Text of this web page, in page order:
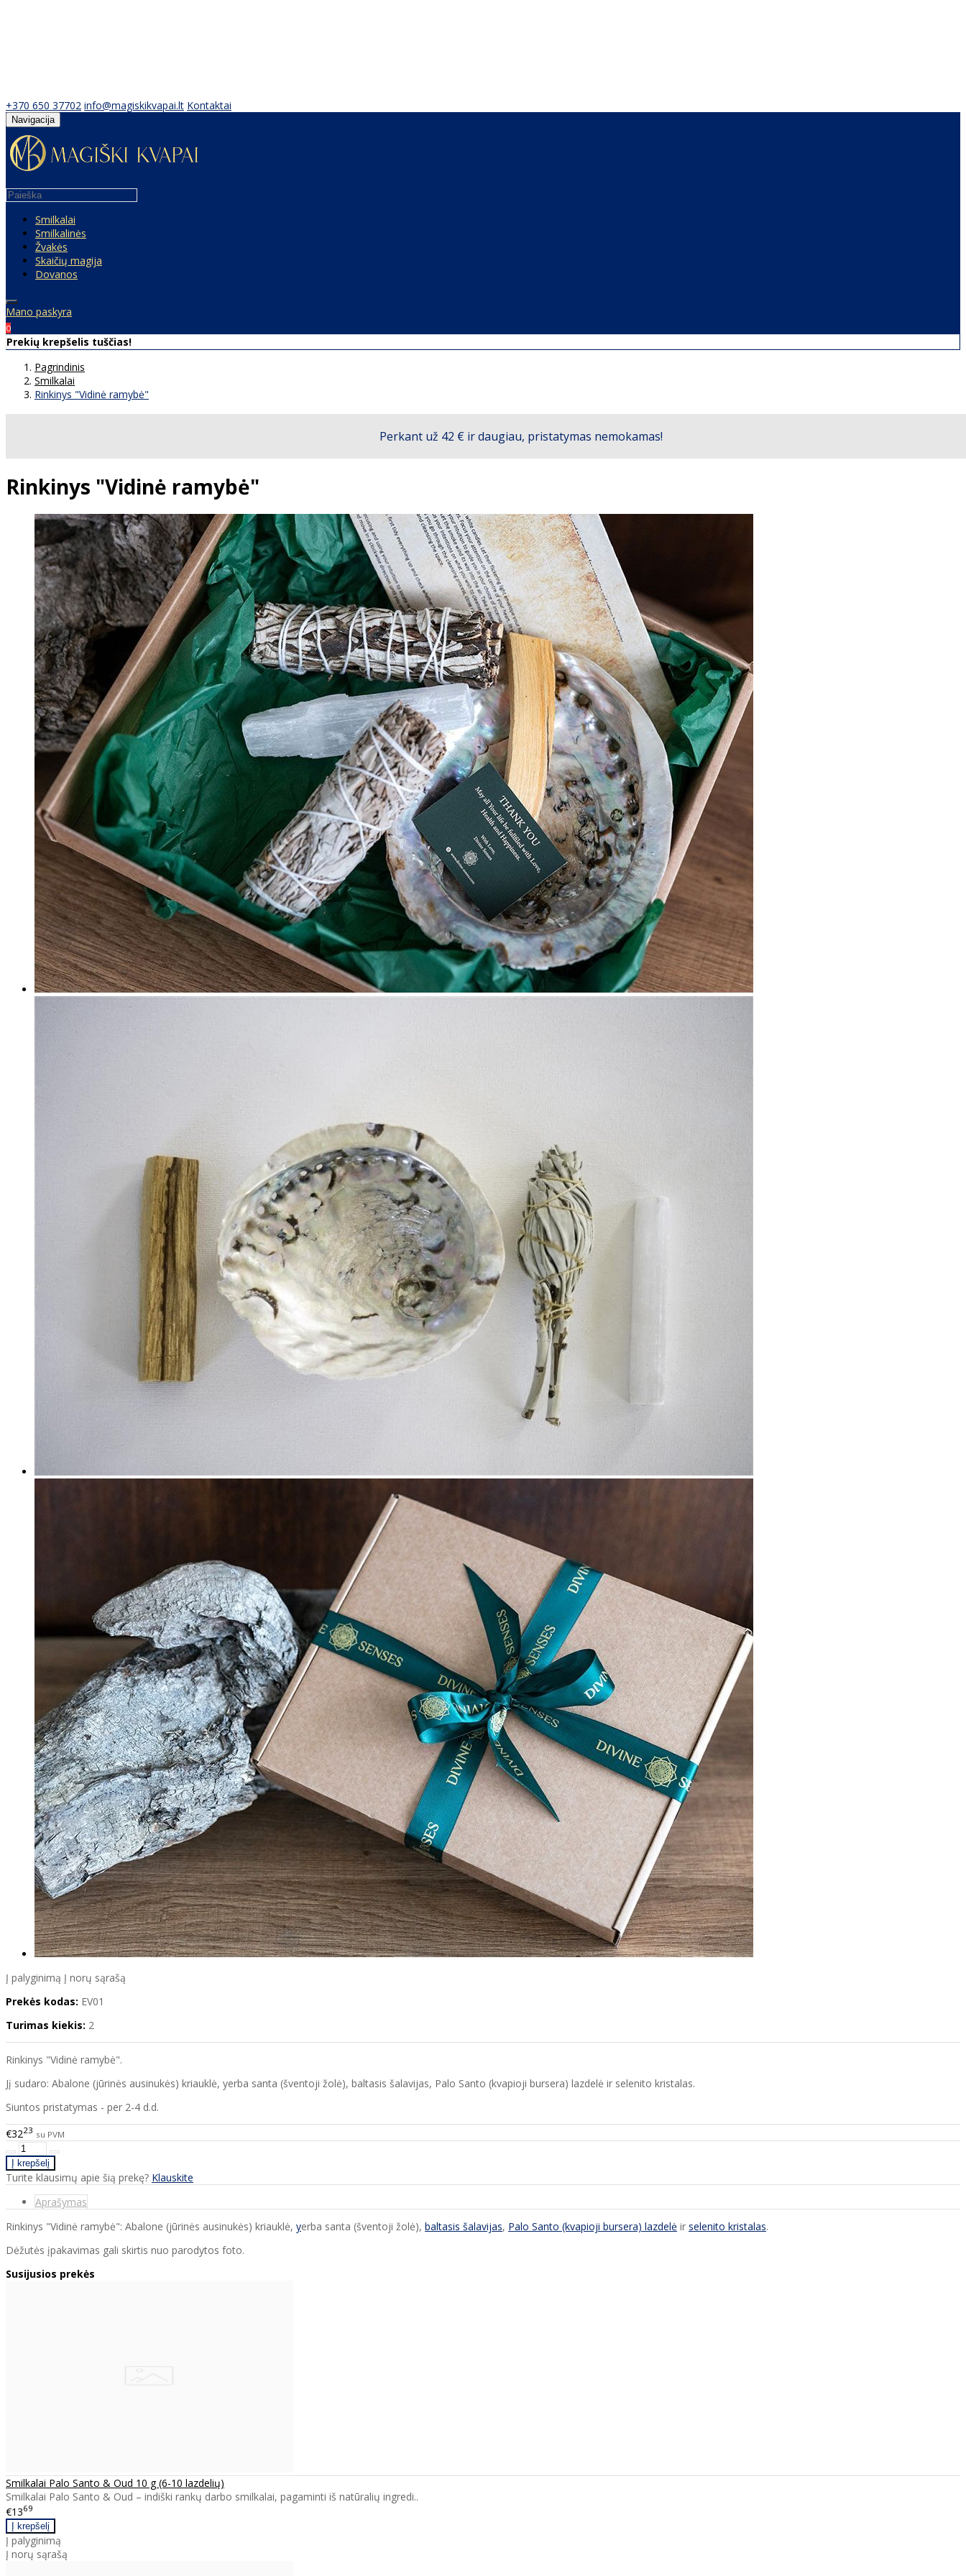
+370 650 37702 info@magiskikvapai.lt Kontaktai
Navigacija
Smilkalai
Smilkalinės
Žvakės
Skaičių magija
Dovanos
Mano paskyra
0
Prekių krepšelis tuščias!
Pagrindinis
Smilkalai
Rinkinys "Vidinė ramybė"
Rinkinys "Vidinė ramybė"
Į palyginimą Į norų sąrašą
Prekės kodas: EV01
Turimas kiekis: 2
Rinkinys "Vidinė ramybė".
Jį sudaro: Abalone (jūrinės ausinukės) kriauklė, yerba santa (šventoji žolė), baltasis šalavijas, Palo Santo (kvapioji bursera) lazdelė ir selenito kristalas.
Siuntos pristatymas - per 2-4 d.d.
€3223 su PVM
Turite klausimų apie šią prekę? Klauskite
Aprašymas
Rinkinys "Vidinė ramybė": Abalone (jūrinės ausinukės) kriauklė, yerba santa (šventoji žolė), baltasis šalavijas, Palo Santo (kvapioji bursera) lazdelė ir selenito kristalas.
Dėžutės įpakavimas gali skirtis nuo parodytos foto.
Susijusios prekės
Smilkalai Palo Santo & Oud 10 g (6-10 lazdelių)
Smilkalai Palo Santo & Oud – indiški rankų darbo smilkalai, pagaminti iš natūralių ingredi..
€1369
Į palyginimą
Į norų sąrašą